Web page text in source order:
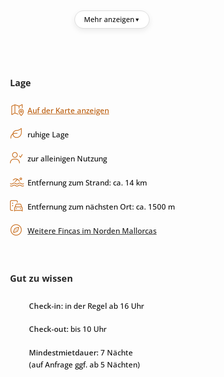
Toaster
Cerankochfeld
Spülmaschine
Unterhaltung
Internet Sat-TV
Mehr anzeigen
Lage
Auf der Karte anzeigen
ruhige Lage
zur alleinigen Nutzung
Entfernung zum Strand: ca. 14 km
Entfernung zum nächsten Ort: ca. 1500 m
Weitere Fincas im Norden Mallorcas
Gut zu wissen
Check-in: in der Regel ab 16 Uhr
Check-out: bis 10 Uhr
Mindestmietdauer: 7 Nächte
(auf Anfrage ggf. ab 5 Nächten)